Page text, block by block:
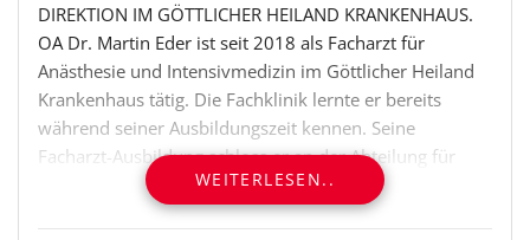
DIREKTION IM GÖTTLICHER HEILAND KRANKENHAUS.
OA Dr. Martin Eder ist seit 2018 als Facharzt für
Anästhesie und Intensivmedizin im Göttlicher Heiland
Krankenhaus tätig. Die Fachklinik lernte er bereits
während seiner Ausbildungszeit kennen. Seine
Facharzt-Ausbildung schloss er an der Abteilung für
Herz-, Thorax- und Gefäßchirurgische Anästhesie und
Intensivmedizin an der Medizinischen Universität Wien
WEITERLESEN..